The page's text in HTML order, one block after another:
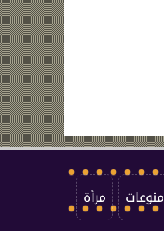
منوعات مرأة